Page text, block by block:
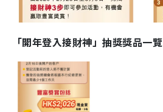
「開年登入接財神」抽獎獎品一覽